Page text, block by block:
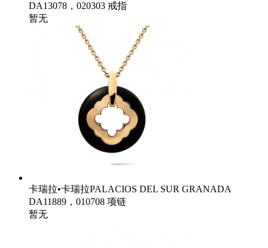
DA13078，020303 戒指
暂无
卡瑞拉•卡瑞拉PALACIOS DEL SUR GRANADA
DA11889，010708 项链
暂无